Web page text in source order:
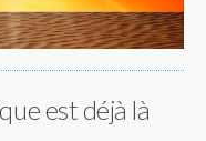
est déjà là